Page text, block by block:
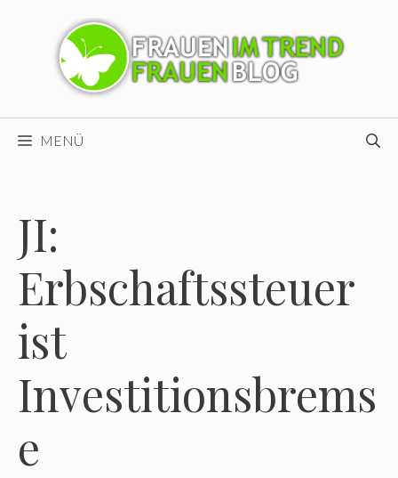
MENÜ
JI:
Erbschaftssteuer
ist
Investitionsbrems
e